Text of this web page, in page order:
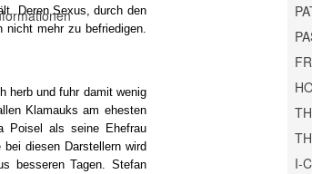
Deren Sexus, durch den
nicht mehr zu befriedigen.
herb und fuhr damit wenig
Klamauks am ehesten
Poisel als seine Ehefrau
diesen Darstellern wird
besseren Tagen. Stefan
I-